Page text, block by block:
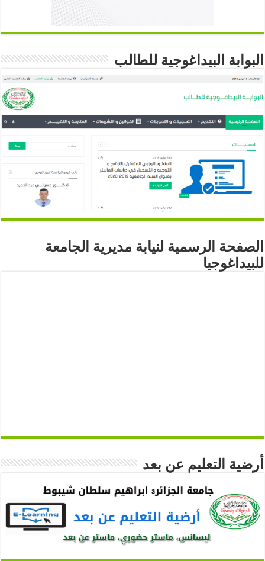
البوابة البيداغوجية للطالب
الصفحة الرسمية لنيابة مديرية الجامعة
للبيداغوجيا
أرضية التعليم عن بعد